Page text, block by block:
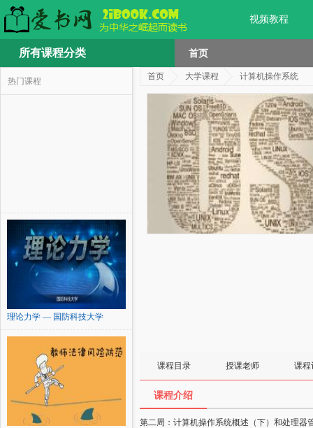
视频教程
所有课程分类 首页
热门课程
理论力学 — 国防科技大学
首页 大学课程 计算机操作系统
课程目录 授课老师 课程
课程介绍
第二周：计算机操作系统概述（下）和处理器